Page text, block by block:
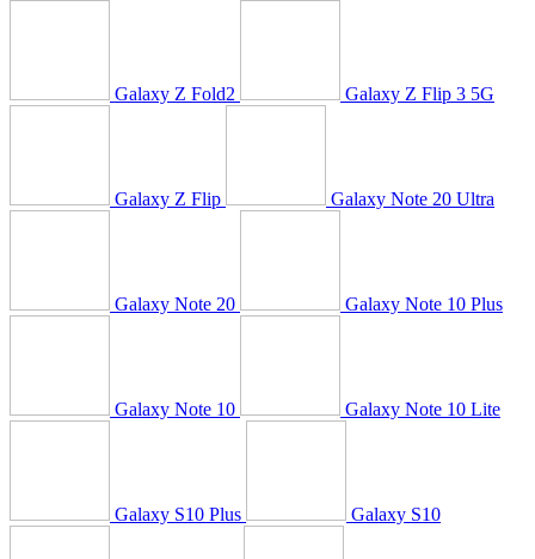
Galaxy Z Fold2 Galaxy Z Flip 3 5G
Galaxy Z Flip Galaxy Note 20 Ultra
Galaxy Note 20 Galaxy Note 10 Plus
Galaxy Note 10 Galaxy Note 10 Lite
Galaxy S10 Plus Galaxy S10